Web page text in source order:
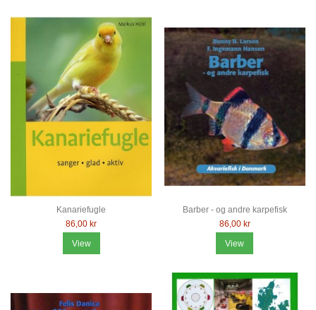
Kanariefugle
86,00 kr
View
Barber - og andre karpefisk
86,00 kr
View